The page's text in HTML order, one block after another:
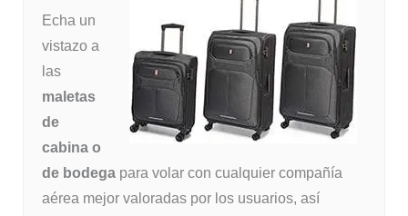
Echa un
vistazo a
las
maletas
de
cabina o
de bodegapara volar con cualquier compañía
aérea mejor valoradas por los usuarios, así